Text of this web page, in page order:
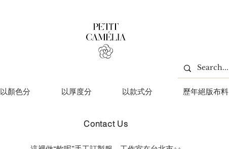
以顏色分 以厚度分 以款式分 歷年絕版布料
Contact Us